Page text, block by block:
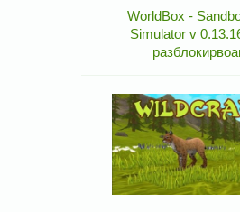
WorldBox -
Simulator v